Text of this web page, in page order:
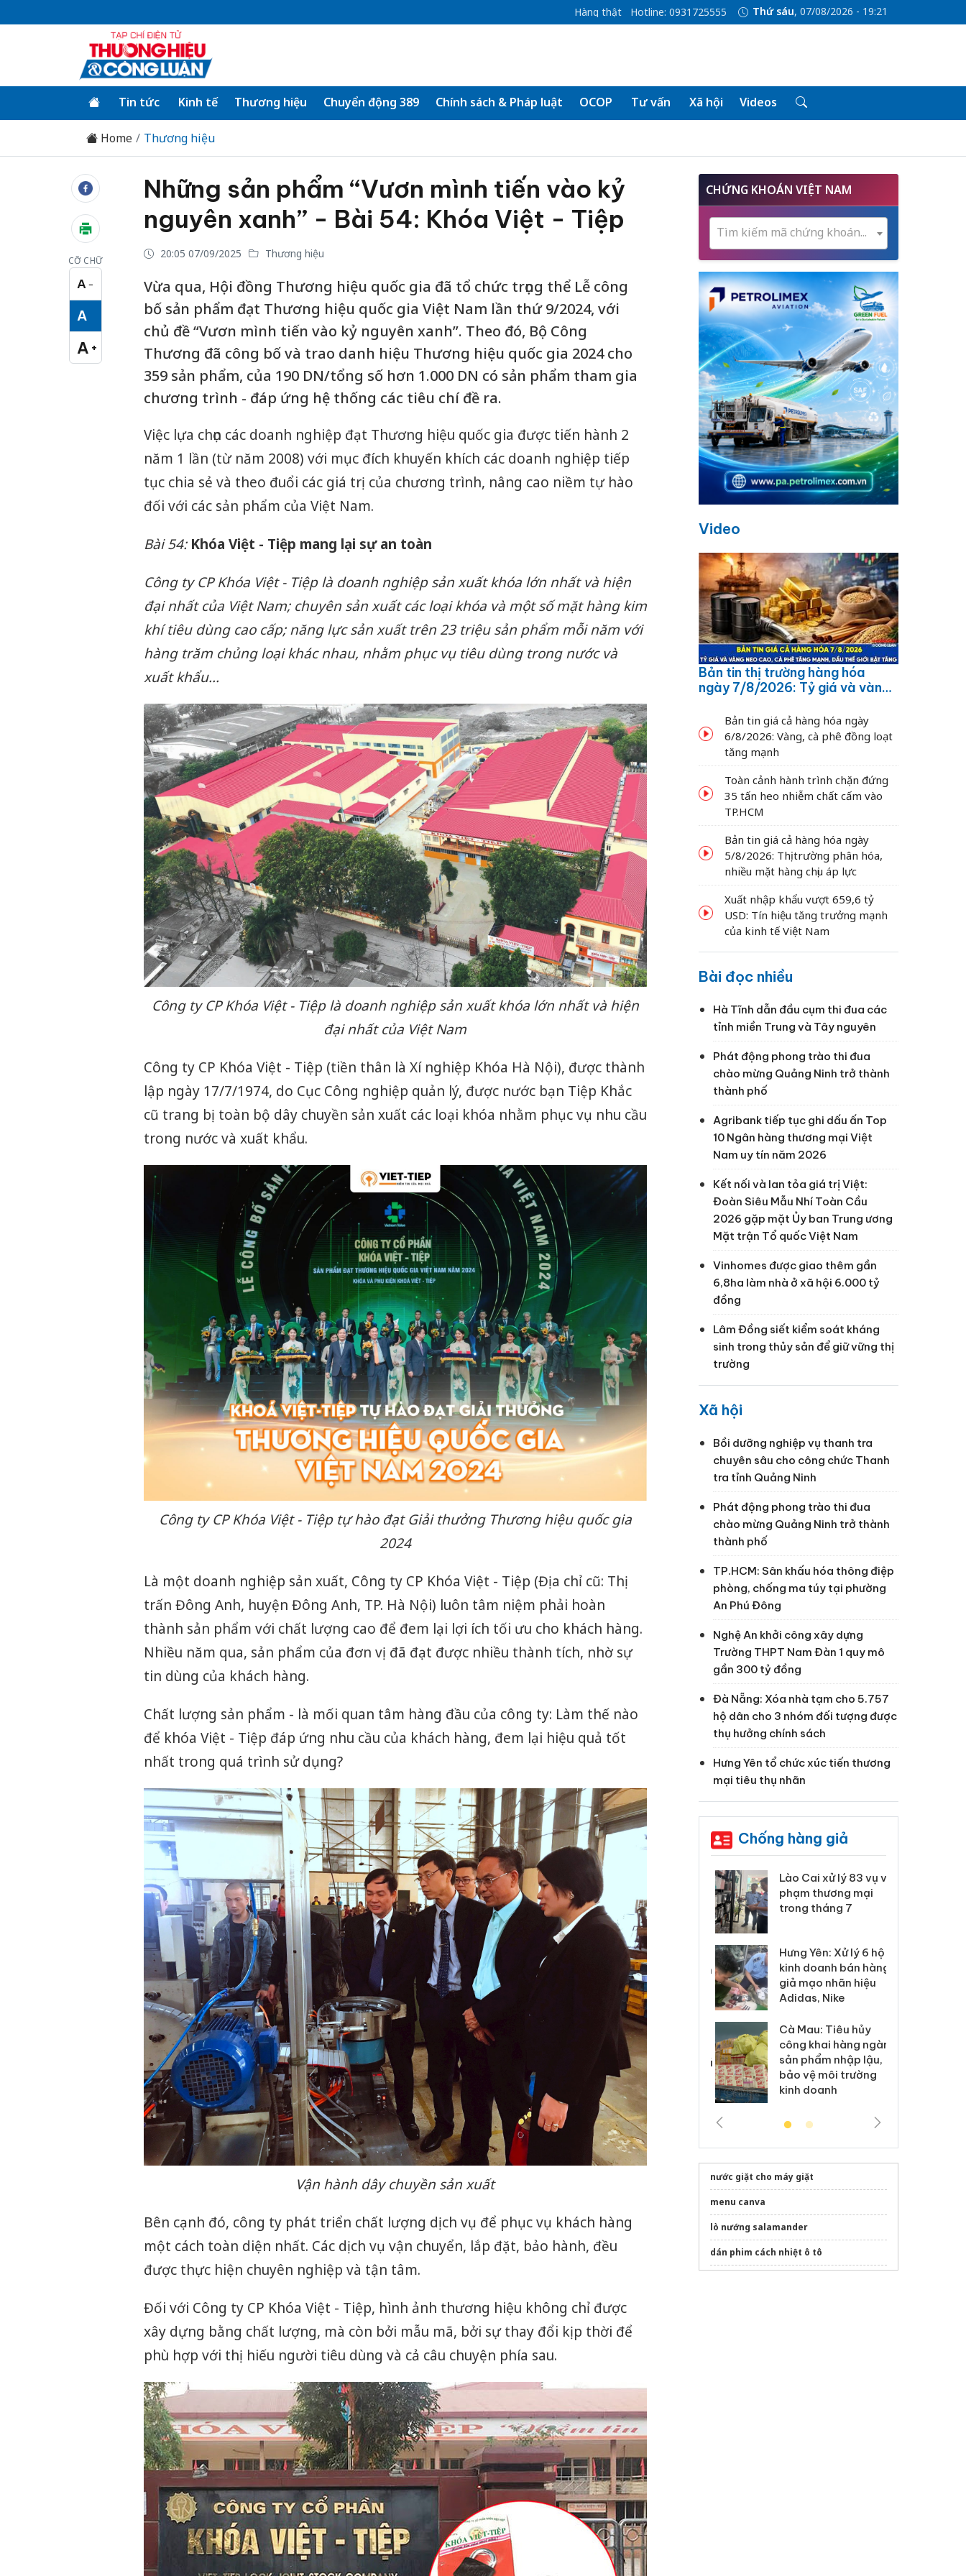
Hàng thật Hotline: 0931725555 Thứ sáu, 07/08/2026 - 19:21
Tin tức Kinh tế Thương hiệu Chuyển động 389 Chính sách & Pháp luật OCOP Tư vấn Xã hội Videos
Home Thương hiệu
CỠ CHỮ
A −
Cỡ chữ nhỏ
A
Cỡ chữ vừa
A +
Cỡ chữ lớn
Những sản phẩm “Vươn mình tiến vào kỷ
nguyên xanh” - Bài 54: Khóa Việt - Tiệp
20:05 07/09/2025 Thương hiệu
Vừa qua, Hội đồng Thương hiệu quốc gia đã tổ chức trọng thể Lễ công
bố sản phẩm đạt Thương hiệu quốc gia Việt Nam lần thứ 9/2024, với
chủ đề “Vươn mình tiến vào kỷ nguyên xanh”. Theo đó, Bộ Công
Thương đã công bố và trao danh hiệu Thương hiệu quốc gia 2024 cho
359 sản phẩm, của 190 DN/tổng số hơn 1.000 DN có sản phẩm tham gia
chương trình - đáp ứng hệ thống các tiêu chí đề ra.
Việc lựa chọn các doanh nghiệp đạt Thương hiệu quốc gia được tiến hành 2
năm 1 lần (từ năm 2008) với mục đích khuyến khích các doanh nghiệp tiếp
tục chia sẻ và theo đuổi các giá trị của chương trình, nâng cao niềm tự hào
đối với các sản phẩm của Việt Nam.
Bài 54: Khóa Việt - Tiệp mang lại sự an toàn
Công ty CP Khóa Việt - Tiệp là doanh nghiệp sản xuất khóa lớn nhất và hiện
đại nhất của Việt Nam; chuyên sản xuất các loại khóa và một số mặt hàng kim
khí tiêu dùng cao cấp; năng lực sản xuất trên 23 triệu sản phẩm mỗi năm với
hàng trăm chủng loại khác nhau, nhằm phục vụ tiêu dùng trong nước và
xuất khẩu...
Công ty CP Khóa Việt - Tiệp là doanh nghiệp sản xuất khóa lớn nhất và hiện
đại nhất của Việt Nam
Công ty CP Khóa Việt - Tiệp (tiền thân là Xí nghiệp Khóa Hà Nội), được thành
lập ngày 17/7/1974, do Cục Công nghiệp quản lý, được nước bạn Tiệp Khắc
cũ trang bị toàn bộ dây chuyền sản xuất các loại khóa nhằm phục vụ nhu cầu
trong nước và xuất khẩu.
Công ty CP Khóa Việt - Tiệp tự hào đạt Giải thưởng Thương hiệu quốc gia
2024
Là một doanh nghiệp sản xuất, Công ty CP Khóa Việt - Tiệp (Địa chỉ cũ: Thị
trấn Đông Anh, huyện Đông Anh, TP. Hà Nội) luôn tâm niệm phải hoàn
thành sản phẩm với chất lượng cao để đem lại lợi ích tối ưu cho khách hàng.
Nhiều năm qua, sản phẩm của đơn vị đã đạt được nhiều thành tích, nhờ sự
tin dùng của khách hàng.
Chất lượng sản phẩm - là mối quan tâm hàng đầu của công ty: Làm thế nào
để khóa Việt - Tiệp đáp ứng nhu cầu của khách hàng, đem lại hiệu quả tốt
nhất trong quá trình sử dụng?
Vận hành dây chuyền sản xuất
Bên cạnh đó, công ty phát triển chất lượng dịch vụ để phục vụ khách hàng
một cách toàn diện nhất. Các dịch vụ vận chuyển, lắp đặt, bảo hành, đều
được thực hiện chuyên nghiệp và tận tâm.
Đối với Công ty CP Khóa Việt - Tiệp, hình ảnh thương hiệu không chỉ được
xây dựng bằng chất lượng, mà còn bởi mẫu mã, bởi sự thay đổi kịp thời để
phù hợp với thị hiếu người tiêu dùng và cả câu chuyện phía sau.
CHỨNG KHOÁN VIỆT NAM
Tìm kiếm mã chứng khoán...
Video
Bản tin thị trường hàng hóa
ngày 7/8/2026: Tỷ giá và vàng
dầu thế giới bật tăng
Bản tin giá cả hàng hóa ngày
6/8/2026: Vàng, cà phê đồng loạt
tăng mạnh
Toàn cảnh hành trình chặn đứng
35 tấn heo nhiễm chất cấm vào
TP.HCM
Bản tin giá cả hàng hóa ngày
5/8/2026: Thị trường phân hóa,
nhiều mặt hàng chịu áp lực
Xuất nhập khẩu vượt 659,6 tỷ
USD: Tín hiệu tăng trưởng mạnh
của kinh tế Việt Nam
Bài đọc nhiều
Hà Tĩnh dẫn đầu cụm thi đua các
tỉnh miền Trung và Tây nguyên
Phát động phong trào thi đua
chào mừng Quảng Ninh trở thành
thành phố
Agribank tiếp tục ghi dấu ấn Top
10 Ngân hàng thương mại Việt
Nam uy tín năm 2026
Kết nối và lan tỏa giá trị Việt:
Đoàn Siêu Mẫu Nhí Toàn Cầu
2026 gặp mặt Ủy ban Trung ương
Mặt trận Tổ quốc Việt Nam
Vinhomes được giao thêm gần
6,8ha làm nhà ở xã hội 6.000 tỷ
đồng
Lâm Đồng siết kiểm soát kháng
sinh trong thủy sản để giữ vững thị
trường
Xã hội
Bồi dưỡng nghiệp vụ thanh tra
chuyên sâu cho công chức Thanh
tra tỉnh Quảng Ninh
Phát động phong trào thi đua
chào mừng Quảng Ninh trở thành
thành phố
TP.HCM: Sân khấu hóa thông điệp
phòng, chống ma túy tại phường
An Phú Đông
Nghệ An khởi công xây dựng
Trường THPT Nam Đàn 1 quy mô
gần 300 tỷ đồng
Đà Nẵng: Xóa nhà tạm cho 5.757
hộ dân cho 3 nhóm đối tượng được
thụ hưởng chính sách
Hưng Yên tổ chức xúc tiến thương
mại tiêu thụ nhãn
Chống hàng giả
Công an Thanh Hóa
tìm bị hại trong vụ
án sản xuất, buôn
bán yến sào giả
Thanh Hóa: Tìm bị
hại trong vụ án buôn
bán bình sữa
Moyuum giả
An Giang: Đối tượng
chủ mưu đường dây
bán hàng giả tại Phú
Quốc ra đầu thú
Lào Cai xử lý 83 vụ vi
phạm thương mại
trong tháng 7
Hưng Yên: Xử lý 6 hộ
kinh doanh bán hàng
giả mạo nhãn hiệu
Adidas, Nike
Cà Mau: Tiêu hủy
công khai hàng ngàn
sản phẩm nhập lậu,
bảo vệ môi trường
kinh doanh
nước giặt cho máy giặt
menu canva
lò nướng salamander
dán phim cách nhiệt ô tô